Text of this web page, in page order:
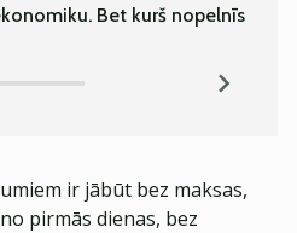
Bet kurš nopelnīs
ir jābūt bez maksas,
pirmās dienas, bez